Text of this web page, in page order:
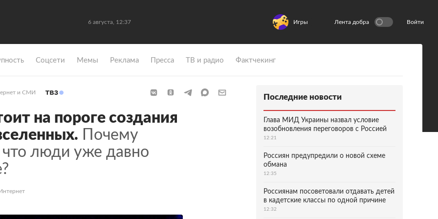
6 августа, 12:37 Игры Лента добра Войти
Coцсети Мемы Реклама Пресса ТВ и радио Фактчекинг
и СМИ
на пороге создания
Почему
люди уже давно
Последние новости
Глава МИД Украины назвал условие
возобновления переговоров с Россией
12:21
Россиян предупредили о новой схеме
обмана
12:35
Россиянам посоветовали отдавать детей
в кадетские классы по одной причине
12:32